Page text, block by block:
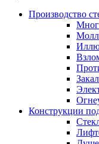
Производство
Конструкции